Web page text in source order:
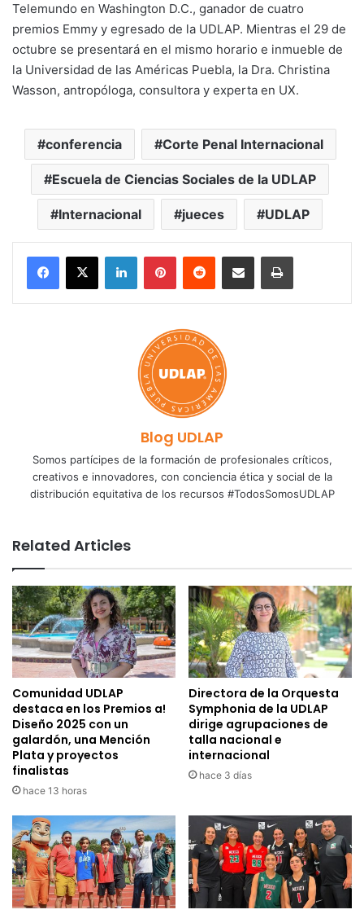
Telemundo en Washington D.C., ganador de cuatro
premios Emmy y egresado de la UDLAP. Mientras el 29 de
octubre se presentará en el mismo horario e inmueble de
la Universidad de las Américas Puebla, la Dra. Christina
Wasson, antropóloga, consultora y experta en UX.
conferencia Corte Penal Internacional
Escuela de Ciencias Sociales de la UDLAP
Internacional jueces UDLAP
LinkedInPinterestReddit Share via Email Print
Blog UDLAP
Somos partícipes de la formación de profesionales críticos,
creativos e innovadores, con conciencia ética y social de la
distribución equitativa de los recursos #TodosSomosUDLAP
Related Articles
Comunidad UDLAP
destaca en los Premios a!
Diseño 2025 con un
galardón, una Mención
Plata y proyectos
finalistas
hace 13 horas
Directora de la Orquesta
Symphonia de la UDLAP
dirige agrupaciones de
talla nacional e
internacional
hace 3 días